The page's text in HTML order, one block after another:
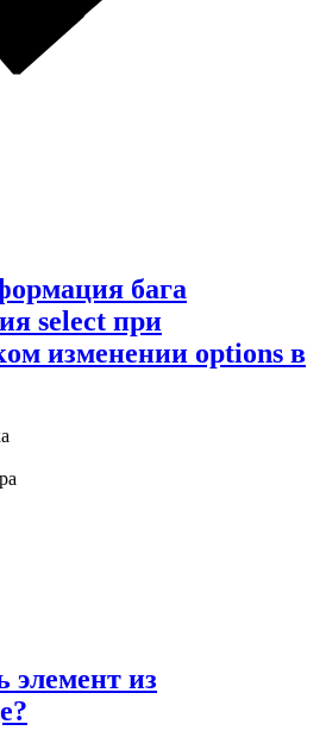
бага
select при
изменении options в
элемент из